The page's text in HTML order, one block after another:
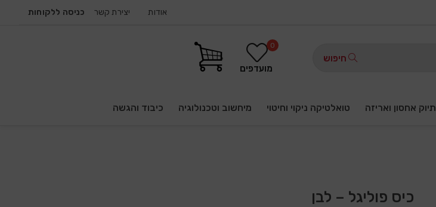
אודות יצירת קשר כניסה ללקוחות
חיפוש
מועדפים
0
תיוק אחסון ואריזה טואלטיקה ניקוי וחיטוי מיחשוב וטכנולוגיה כיבוד והגשה
כיס פוליגל – לבן